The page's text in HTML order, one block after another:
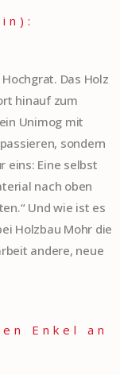
Das Holz
hinauf zum
Unimog mit
sondern
eins: Eine selbst
nach oben
Und wie ist es
Holzbau Mohr die
andere, neue
Enkel an